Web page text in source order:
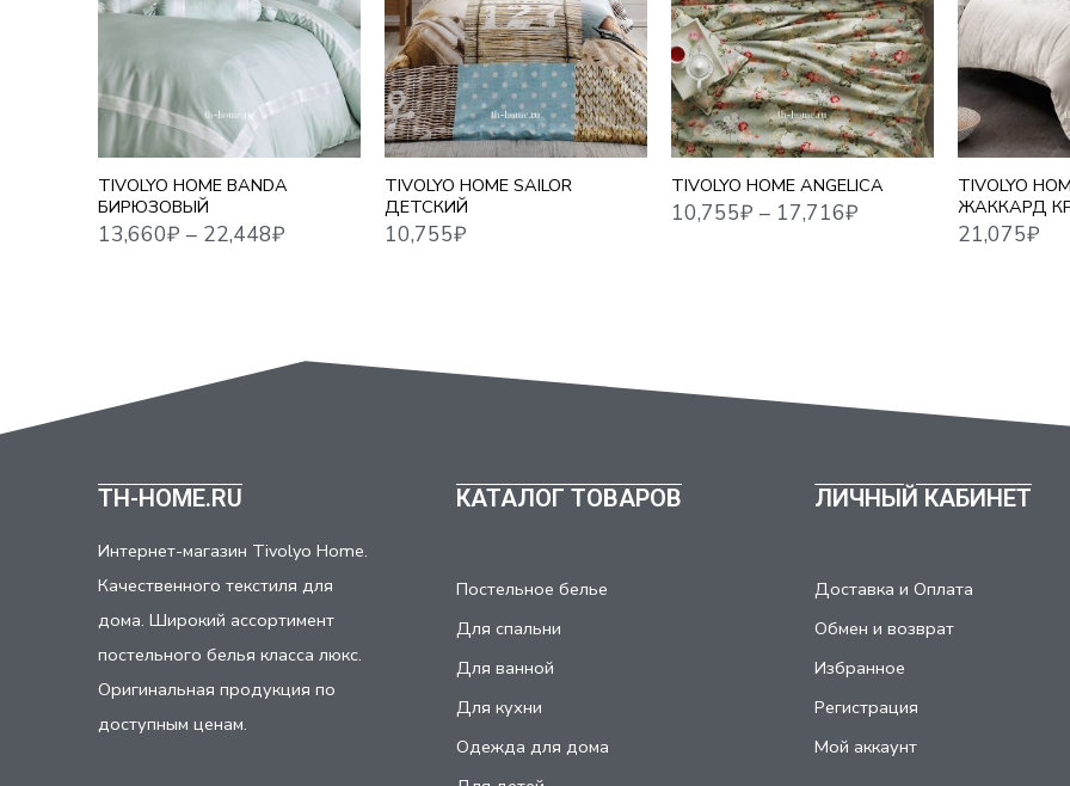
TIVOLYO HOME BANDA
БИРЮЗОВЫЙ
₽
1,5 СПАЛЬНЫЙ
ЕВРО MAXI
СЕМЕЙНЫЙ
TIVOLYO HOME SAILOR
ДЕТСКИЙ
10,755₽
TIVOLYO HOME ANGELICA
10,755₽–17,716₽
1,5 СПАЛЬНЫЙ
ЕВРО СТАНДАРТ
ЕВРО MAXI
СЕМЕЙНЫЙ
TIVOLYO
ЖАККАРД
21,075
TH-HOME.RU
Интернет-магазин Tivolyo Home.
Качественного текстиля для
дома. Широкий ассортимент
постельного белья класса люкс.
Оригинальная продукция по
доступным ценам.
КАТАЛОГ ТОВАРОВ
Постельное белье
Для спальни
Для ванной
Для кухни
Одежда для дома
ЛИЧНЫЙ КАБИНЕТ
Доставка и Оплата
Обмен и возврат
Избранное
Регистрация
Мой аккаунт